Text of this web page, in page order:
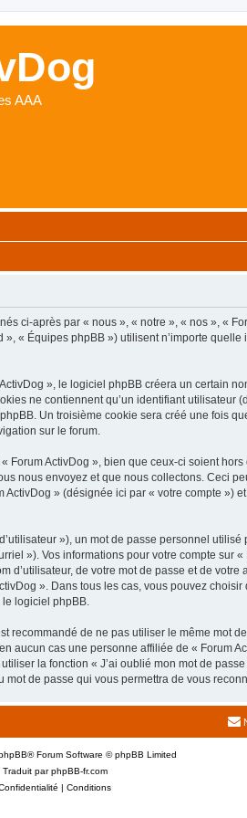
AAA
ci-après par « nous », « notre », « nos », «
« Équipes phpBB ») utilisent n’importe
», le logiciel phpBB créera un certain
ne contiennent qu’un identifiant utilisateur
Un troisième cookie sera créé une fois
sur le forum.
ActivDog », bien que ceux-ci soient
nous envoyez et que nous collectons. Ceci
» (désignée ici par « votre compte »)
»), un mot de passe personnel
»). Vos informations pour votre compte sur
de votre mot de passe et de
». Dans tous les cas, vous pouvez
le logiciel phpBB.
de ne pas utiliser le même mot
aucun cas une personne affiliée de « Forum
la fonction « J’ai oublié mon mot de
de passe qui vous permettra de vous
® Forum Software © phpBB Limited
Traduit parphpBB-fr.com
| Conditions